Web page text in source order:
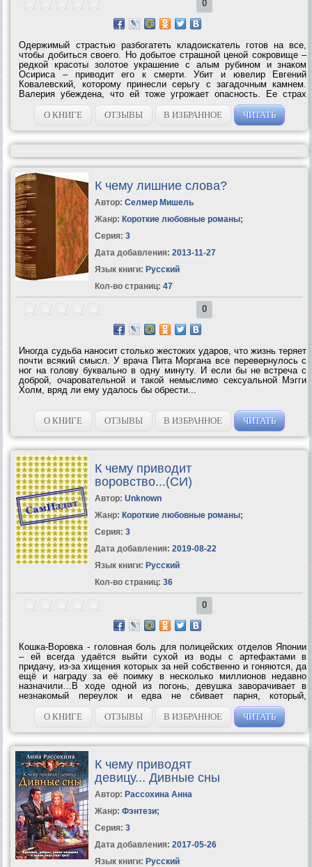
0
Одержимый страстью разбогатеть кладоискатель готов на все,
чтобы добиться своего. Но добытое страшной ценой сокровище –
редкой красоты золотое украшение с алым рубином и знаком
Осириса – приводит его к смерти. Убит и ювелир Евгений
Ковалевский, которому принесли серьгу с загадочным камнем.
Валерия убеждена, что ей тоже угрожает опасность. Ее страх
усиливается, когда она обнаруживает рубин у себя в квартире.
Она отчаянно пытается...
О КНИГЕ ОТЗЫВЫ В ИЗБРАННОЕ ЧИТАТЬ
К чему лишние слова?
Автор: Селмер Мишель
Жанр: Короткие любовные романы;
Серия: 3
Дата добавления: 2013-11-27
Язык книги: Русский
Кол-во страниц: 47
0
Иногда судьба наносит столько жестоких ударов, что жизнь теряет
почти всякий смысл. У врача Пита Моргана все перевернулось с
ног на голову буквально в одну минуту. И если бы не встреча с
доброй, очаровательной и такой немыслимо сексуальной Мэгги
Холм, вряд ли ему удалось бы обрести...
О КНИГЕ ОТЗЫВЫ В ИЗБРАННОЕ ЧИТАТЬ
К чему приводит
воровство...(СИ)
Автор: Unknown
Жанр: Короткие любовные романы;
Серия: 3
Дата добавления: 2019-08-22
Язык книги: Русский
Кол-во страниц: 36
0
Кошка-Воровка - головная боль для полицейских отделов Японии
– ей всегда удаётся выйти сухой из воды с артефактами в
придачу, из-за хищения которых за ней собственно и гоняются, да
ещё и награду за её поимку в несколько миллионов недавно
назначили…В ходе одной из погонь, девушка заворачивает в
незнакомый переулок и едва не сбивает парня, который,
оказывается ещё более таинственным, чем все собранные
артефакты вместе...
О КНИГЕ ОТЗЫВЫ В ИЗБРАННОЕ ЧИТАТЬ
К чему приводят
девицу... Дивные сны
Автор: Рассохина Анна
Жанр: Фэнтези;
Серия: 3
Дата добавления: 2017-05-26
Язык книги: Русский